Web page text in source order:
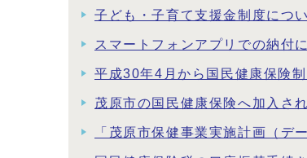
子ども・子育て支援金制度につ
スマートフォンアプリでの納付
平成30年4月から国民健康保険
茂原市の国民健康保険へ加入さ
「茂原市保健事業実施計画（デ